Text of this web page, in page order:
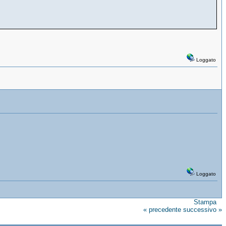
Loggato
Loggato
Stampa
« precedente successivo »